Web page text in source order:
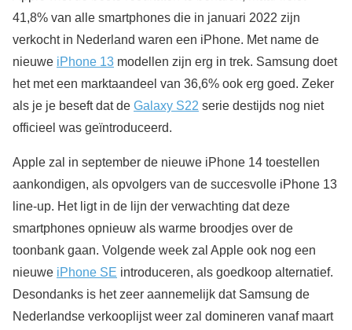
41,8% van alle smartphones die in januari 2022 zijn
verkocht in Nederland waren een iPhone. Met name de
nieuwe iPhone 13 modellen zijn erg in trek. Samsung doet
het met een marktaandeel van 36,6% ook erg goed. Zeker
als je je beseft dat de Galaxy S22 serie destijds nog niet
officieel was geïntroduceerd.
Apple zal in september de nieuwe iPhone 14 toestellen
aankondigen, als opvolgers van de succesvolle iPhone 13
line-up. Het ligt in de lijn der verwachting dat deze
smartphones opnieuw als warme broodjes over de
toonbank gaan. Volgende week zal Apple ook nog een
nieuwe iPhone SE introduceren, als goedkoop alternatief.
Desondanks is het zeer aannemelijk dat Samsung de
Nederlandse verkooplijst weer zal domineren vanaf maart